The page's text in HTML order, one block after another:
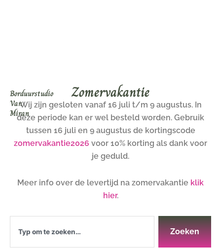
Borduurstudio
Van
Miran
Zomervakantie
Wij zijn gesloten vanaf 16 juli t/m 9 augustus. In
deze periode kan er wel besteld worden. Gebruik
tussen 16 juli en 9 augustus de kortingscode
zomervakantie2026 voor 10% korting als dank voor
je geduld.
Meer info over de levertijd na zomervakantie klik
hier.
Zoeken